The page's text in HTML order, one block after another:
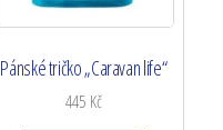
Pánské tričko „Caravan life“
445 Kč